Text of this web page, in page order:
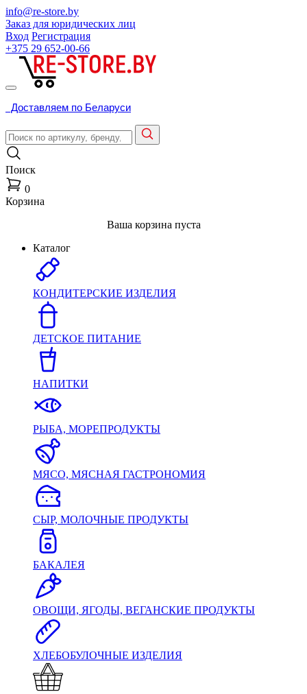
info@re-store.by
Заказ для юридических лиц
Вход Регистрация
+375 29 652-00-66
Доставляем по Беларуси
Поиск
0
Корзина
Ваша корзина пуста
Каталог
КОНДИТЕРСКИЕ ИЗДЕЛИЯ
ДЕТСКОЕ ПИТАНИЕ
НАПИТКИ
РЫБА, МОРЕПРОДУКТЫ
МЯСО, МЯСНАЯ ГАСТРОНОМИЯ
СЫР, МОЛОЧНЫЕ ПРОДУКТЫ
БАКАЛЕЯ
ОВОЩИ, ЯГОДЫ, ВЕГАНСКИЕ ПРОДУКТЫ
ХЛЕБОБУЛОЧНЫЕ ИЗДЕЛИЯ